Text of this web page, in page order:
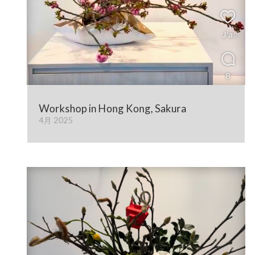
Workshop in Hong Kong, Sakura
4月 2025